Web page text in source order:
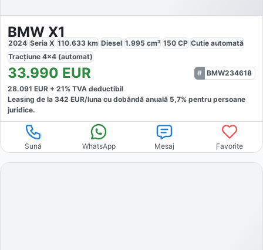
BMW X1
2024 Seria X 110.633 km Diesel 1.995 cm³ 150 CP Cutie automată
Tracțiune 4x4 (automat)
33.990 EUR
BMW234618
28.091 EUR + 21% TVA deductibil
Leasing de la 342 EUR/luna cu dobăndă anuală 5,7% pentru persoane
juridice.
Sună WhatsApp Mesaj Favorite